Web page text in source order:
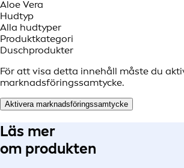
Aloe Vera
Hudtyp
Alla hudtyper
Produktkategori
Duschprodukter
För att visa detta innehåll måste du
marknadsföringssamtycke.
Aktivera marknadsföringssamtycke
Läs mer
om produkten